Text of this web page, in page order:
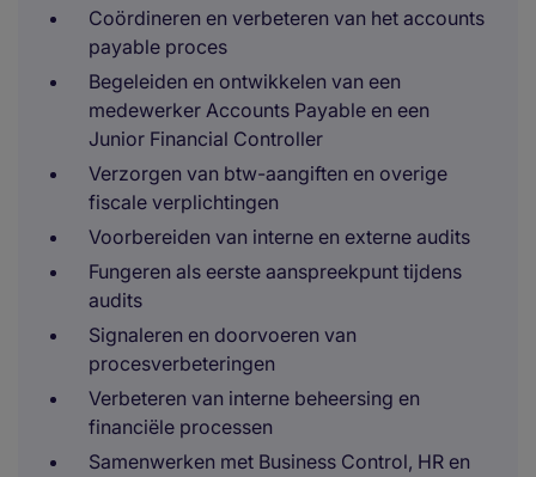
Coördineren en verbeteren van het accounts
payable proces
Begeleiden en ontwikkelen van een
medewerker Accounts Payable en een
Junior Financial Controller
Verzorgen van btw-aangiften en overige
fiscale verplichtingen
Voorbereiden van interne en externe audits
Fungeren als eerste aanspreekpunt tijdens
audits
Signaleren en doorvoeren van
procesverbeteringen
Verbeteren van interne beheersing en
financiële processen
Samenwerken met Business Control, HR en